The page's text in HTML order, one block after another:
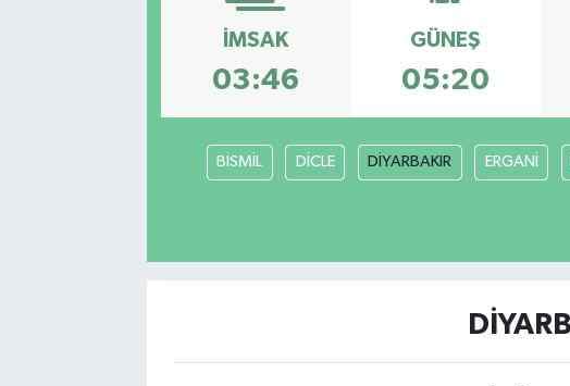
İMSAK
03:46
GÜNEŞ
05:20
BİSMİL DİCLE DİYARBAKIR ERGANİ